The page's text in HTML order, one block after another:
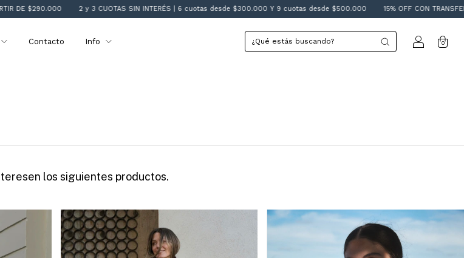
$290.000 2 y 3 CUOTAS SIN INTERÉS | 6 cuotas desde $300.000 Y 9 cuotas desde $500.000 15% OFF CON TRANSFERENCIA
Contacto Info 0
los siguientes productos.